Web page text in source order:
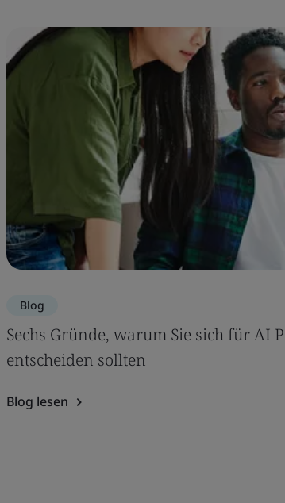
Blog
Sechs Gründe, warum Sie sich für AI
entscheiden sollten
Blog lesen